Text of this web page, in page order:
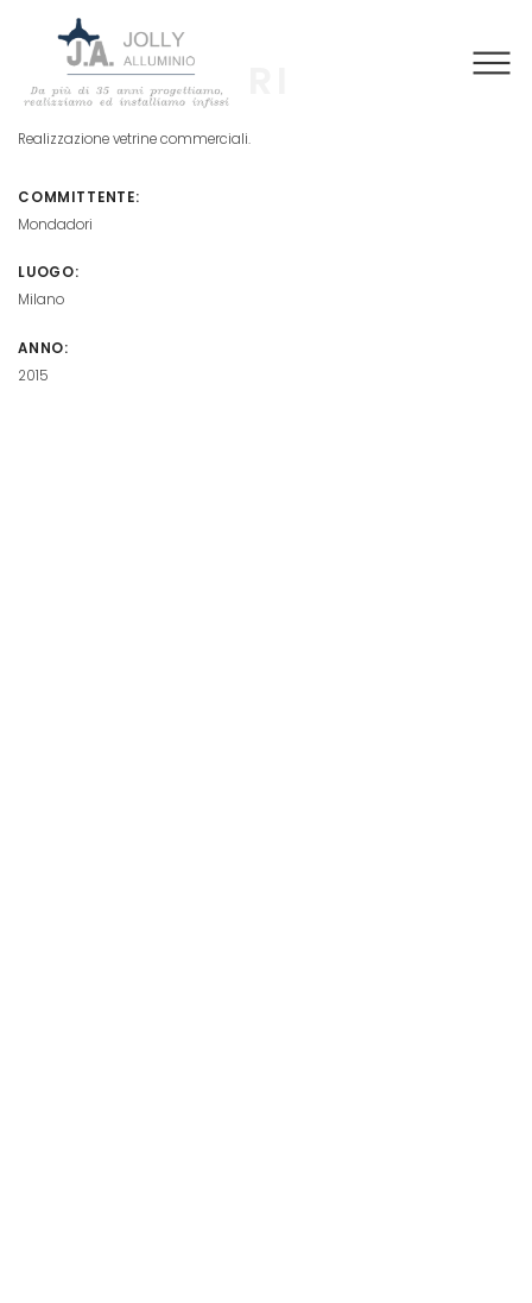
MONDADORI
Realizzazione vetrine commerciali.
COMMITTENTE:
Mondadori
LUOGO:
Milano
ANNO:
2015